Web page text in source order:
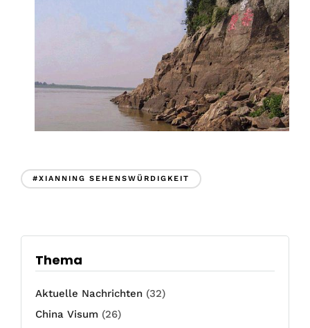
#XIANNING SEHENSWÜRDIGKEIT
Thema
Aktuelle Nachrichten (32)
China Visum (26)